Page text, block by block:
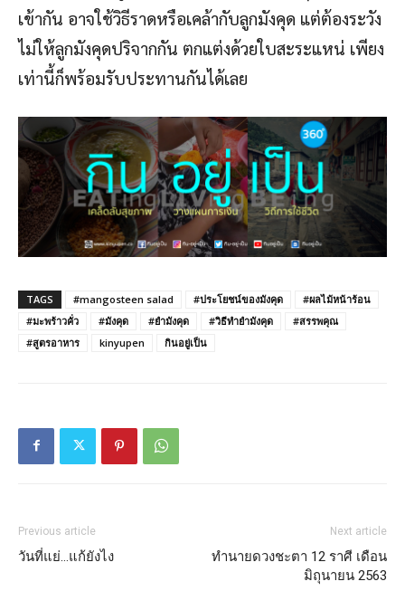
เข้ากัน อาจใช้วิธีราดหรือเคล้ากับลูกมังคุด แต่ต้องระวัง
ไม่ให้ลูกมังคุดปริจากกัน ตกแต่งด้วยใบสะระแหน่ เพียง
เท่านี้ก็พร้อมรับประทานกันได้เลย
TAGS #mangosteen salad #ประโยชน์ของมังคุด
#ผลไม้หน้าร้อน
#มะพร้าวคั่ว
#มังคุด #ยำมังคุด #วิธีทำยำมังคุด
#สรรพคุณ
#สูตรอาหาร
kinyupen กินอยู่เป็น
Previous article
วันที่แย่…แก้ยังไง
Next article
ทำนายดวงชะตา 12 ราศี เดือน
มิถุนายน 2563